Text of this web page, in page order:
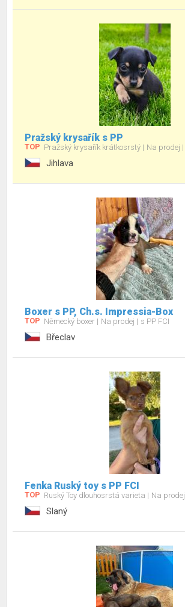
Pražský krysařík s PP
TOP Pražský krysařík krátkosrstý Na prodej
Jihlava
Boxer s PP, Ch.s. Impressia-Box
TOP Německý boxer Na prodej s PP FCI
Břeclav
Fenka Ruský toy s PP FCI
TOP Ruský Toy dlouhosrstá varieta Na prodej
Slaný